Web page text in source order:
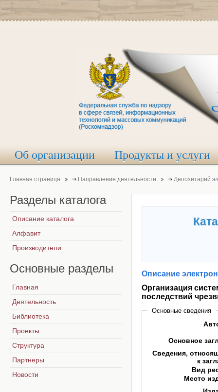
Об организации Продукты и услуги
Главная страница ⇒ Направление деятельности ⇒ Депозитарий
Описание
Организация
последствий
Основные сведения
Основное
Сведения,
к
Вид
Место
Разделы каталога
Описание каталога
Алфавит
Производители
Основные разделы
Главная
Деятельность
Библиотека
Проекты
Структура
Партнеры
Новости